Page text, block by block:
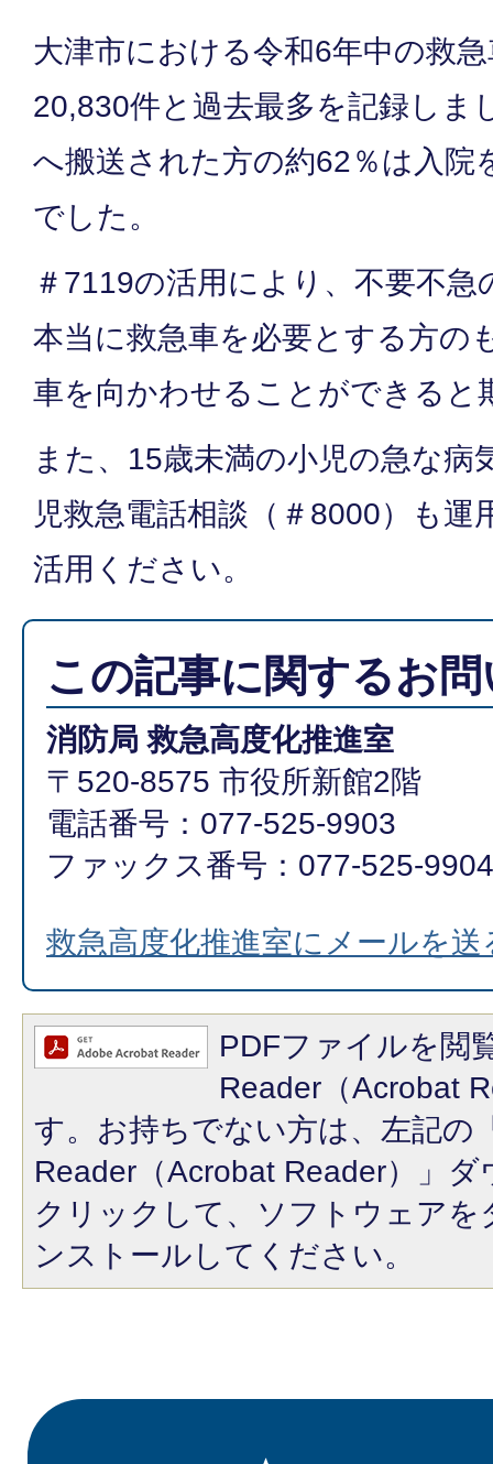
大津市における令和6年中の救
20,830件と過去最多を記録しま
へ搬送された方の約62％は入院
でした。
＃7119の活用により、不要不
本当に救急車を必要とする方の
車を向かわせることができると
また、15歳未満の小児の急な病
児救急電話相談（＃8000）も
活用ください。
この記事に関するお
消防局 救急高度化推進室
〒520-8575 市役所新館2階
電話番号：077-525-9903
ファックス番号：077-525-9904
救急高度化推進室にメールを送
PDFファイルを閲
Reader（Acrobat
す。お持ちでない方は、左記の
Reader（Acrobat Reader）」
クリックして、ソフトウェア
ンストールしてください。